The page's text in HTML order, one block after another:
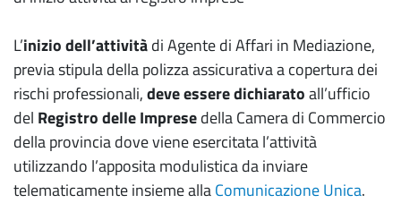
L’inizio dell’attivitàdi Agente di Affari in Mediazione,
previa stipula della polizza assicurativa a copertura dei
rischi professionali,deve essere dichiaratoall’ufficio
del Registro delle Impresedella Camera di Commercio
della provincia dove viene esercitata l’attività
utilizzando l’apposita modulistica da inviare
telematicamente insieme allaComunicazione Unica.